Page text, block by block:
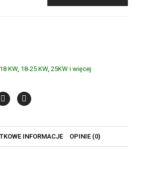
KW, 18-25 KW, 25KW i więcej
INFORMACJE OPINIE (0)